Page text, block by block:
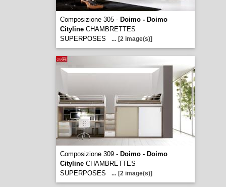
Composizione 305 - Doimo - Doimo
CitylineCHAMBRETTES
SUPERPOSES
... [2 image(s)]
Composizione 309 - Doimo - Doimo
CitylineCHAMBRETTES
SUPERPOSES
... [2 image(s)]